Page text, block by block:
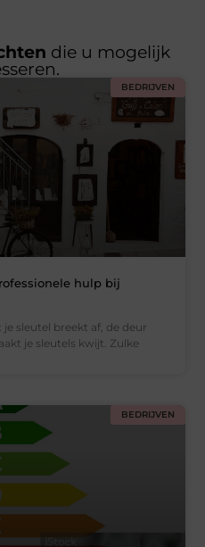
die u mogelijk
BEDRIJVEN
hulp bij
sleutel breekt af, de deur
je sleutels kwijt. Zulke
BEDRIJVEN